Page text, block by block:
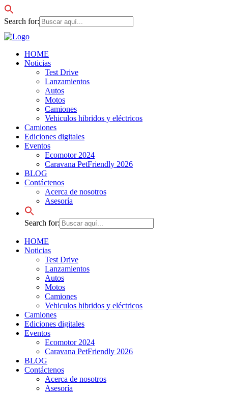
Search for:
HOME
Noticias
Test Drive
Lanzamientos
Autos
Motos
Camiones
Vehiculos hibridos y eléctricos
Camiones
Ediciones digitales
Eventos
Ecomotor 2024
Caravana PetFriendly 2026
BLOG
Contáctenos
Acerca de nosotros
Asesoría
Search for:
HOME
Noticias
Test Drive
Lanzamientos
Autos
Motos
Camiones
Vehiculos hibridos y eléctricos
Camiones
Ediciones digitales
Eventos
Ecomotor 2024
Caravana PetFriendly 2026
BLOG
Contáctenos
Acerca de nosotros
Asesoría